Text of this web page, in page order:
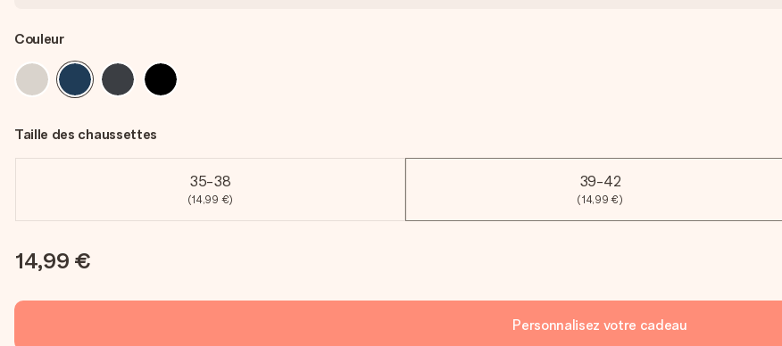
Couleur
Taille des chaussettes
35-38
(14,99 €)
39-42
(14,99 €)
14,99 €
Personnalisez votre cadeau